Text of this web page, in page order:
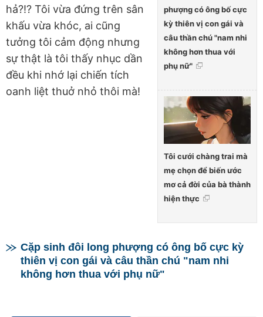
phượng có ông bố cực
kỳ thiên vị con gái và
câu thần chú "nam nhi
không hơn thua với
phụ nữ"
Tôi cưới chàng trai mà
mẹ chọn để biến ước
mơ cả đời của bà thành
hiện thực
hả?!? Tôi vừa đứng trên sân
khấu vừa khóc, ai cũng
tưởng tôi cảm động nhưng
sự thật là tôi thấy nhục dần
đều khi nhớ lại chiến tích
oanh liệt thuở nhỏ thôi mà!
Cặp sinh đôi long phượng có ông bố cực kỳ
thiên vị con gái và câu thần chú "nam nhi
không hơn thua với phụ nữ"